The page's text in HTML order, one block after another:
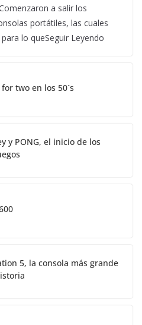
a salir los
portátiles, las cuales
lo queSeguir Leyendo
two en los 50´s
y PONG, el inicio de los
5, la consola más grande